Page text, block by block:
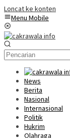
Loncat ke konten
Menu Mobile
News
Berita
Nasional
Internasional
Politik
Hukrim
Olahraga